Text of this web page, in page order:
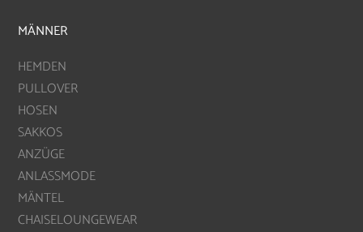
MÄNNER
HEMDEN
PULLOVER
HOSEN
SAKKOS
ANZÜGE
ANLASSMODE
MÄNTEL
CHAISELOUNGEWEAR